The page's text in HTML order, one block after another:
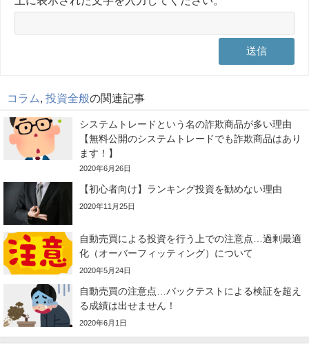
コラム 投資全般の関連記事
システムトレードという名の詐欺商品が多い理由
【無料公開のシステムトレードでも詐欺商品はあり
ます！】
2020年6月26日
【初心者向け】ランキング投資を勧めない理由
2020年11月25日
自動売買による投資を行う上での注意点…過剰最適
化（オーバーフィッティング）について
2020年5月24日
自動売買の注意点…バックテストによる検証を超え
る成績は出せません！
2020年6月1日